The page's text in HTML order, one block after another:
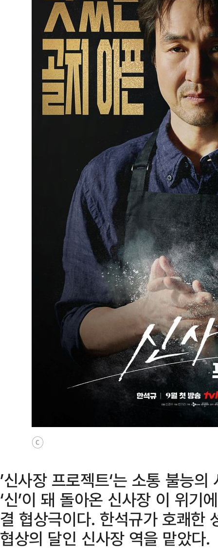
ⓒ
’신사장 프로젝트‘는 소통 불능의
‘신’이 돼 돌아온 신사장 이 위기
결 협상극이다. 한석규가 호쾌한
협상의 달인 신사장 역을 맡았다.